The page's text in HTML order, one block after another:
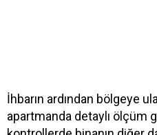
İhbarın ardından bölgeye
apartmanda detaylı ölçüm